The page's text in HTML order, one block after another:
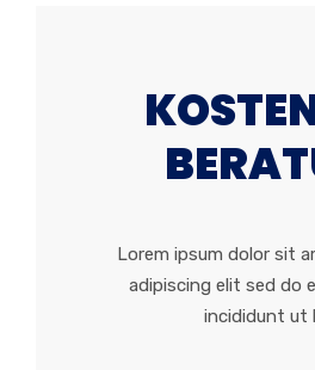
Lorem ipsum dolor sit
adipiscing elit sed do
incididunt ut